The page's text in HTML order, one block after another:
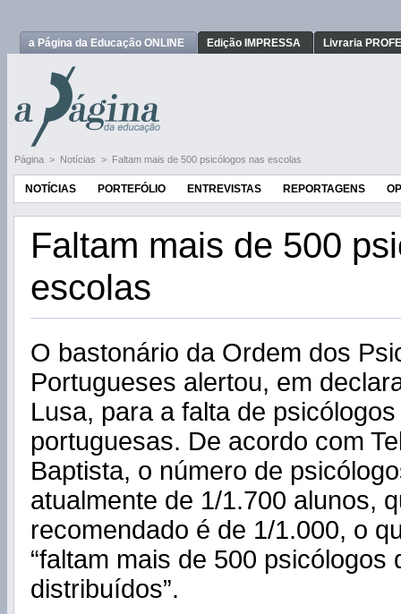
a Página da Educação ONLINE Edição IMPRESSA Livraria
Página > Notícias > Faltam mais de 500 psicólogos nas escolas
NOTÍCIAS PORTEFÓLIO ENTREVISTAS REPORTAGENS
Faltam mais de 500
escolas
O bastonário da Ordem dos
Portugueses alertou, em
Lusa, para a falta de
portuguesas. De acordo com
Baptista, o número de
atualmente de 1/1.700 alunos,
recomendado é de 1/1.000, o
“faltam mais de 500 psicólogos
distribuídos”.